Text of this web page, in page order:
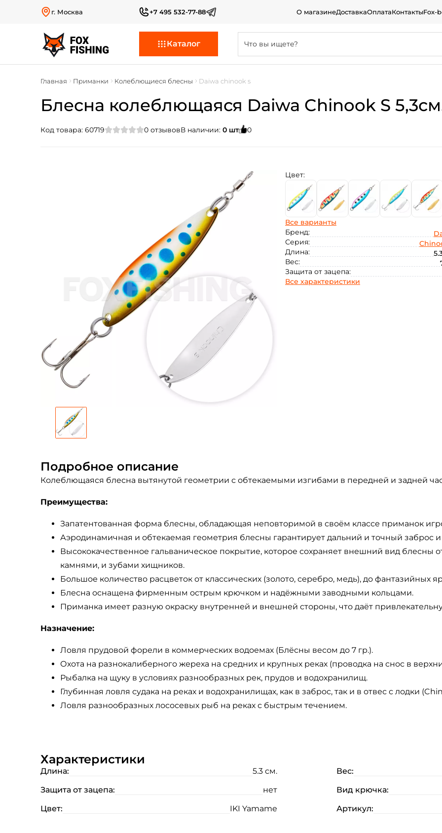
г. Москва +7 495 532-77-88 О магазинеДоставкаОплатаКонтактыFox-
Каталог
Главная Приманки Колеблющиеся блесны Daiwa chinook s
Блесна колеблющаяся Daiwa Chinook S
Код товара: 60719 0 отзывовВ наличии: 0 шт 0
Цвет:
Все варианты
Бренд:
Серия:
Длина:
Вес:
Защита от зацепа:
Все характеристики
Подробное описание
Колеблющаяся блесна вытянутой геометрии с обтекаемыми изгибами в передней и задней
Преимущества:
Запатентованная форма блесны, обладающая неповторимой в своём классе приманок
Аэродинамичная и обтекаемая геометрия блесны гарантирует дальний и точный заброс и
Высококачественное гальваническое покрытие, которое сохраняет внешний вид блесны
камнями, и зубами хищников.
Большое количество расцветок от классических (золото, серебро, медь), до фантазийных
Блесна оснащена фирменным острым крючком и надёжными заводными кольцами.
Приманка имеет разную окраску внутренней и внешней стороны, что даёт
Назначение:
Ловля прудовой форели в коммерческих водоемах (Блёсны весом до 7 гр.).
Охота на разнокалиберного жереха на средних и крупных реках (проводка на снос в
Рыбалка на щуку в условиях разнообразных рек, прудов и водохранилищ.
Глубинная ловля судака на реках и водохранилищах, как в заброс, так и в отвес с лодки
Ловля разнообразных лососевых рыб на реках с быстрым течением.
Характеристики
Длина: 5.3 см.
Вес:
Защита от зацепа:
нет
Вид крючка:
Цвет:
IKI Yamame Артикул:
Email: *